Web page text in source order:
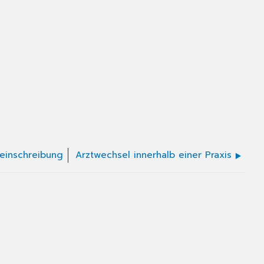
Arztwechsel innerhalb einer Praxis